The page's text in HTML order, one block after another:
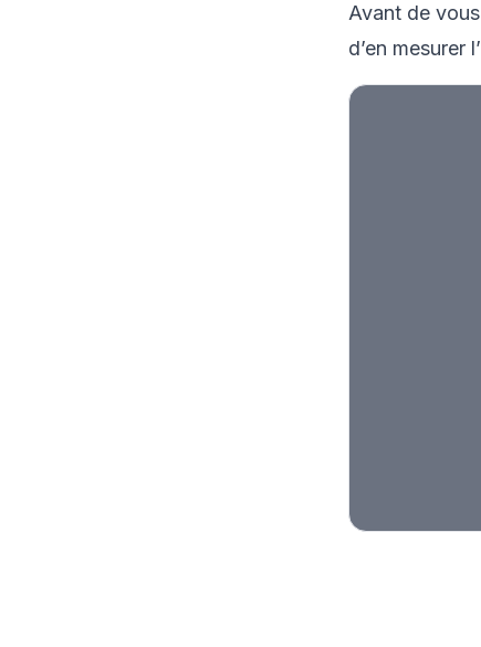
Avant de
d’en mesurer